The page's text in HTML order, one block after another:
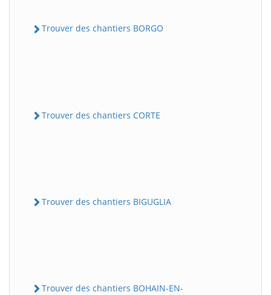
Trouver des chantiers BORGO
Trouver des chantiers CORTE
Trouver des chantiers BIGUGLIA
Trouver des chantiers BOHAIN-EN-